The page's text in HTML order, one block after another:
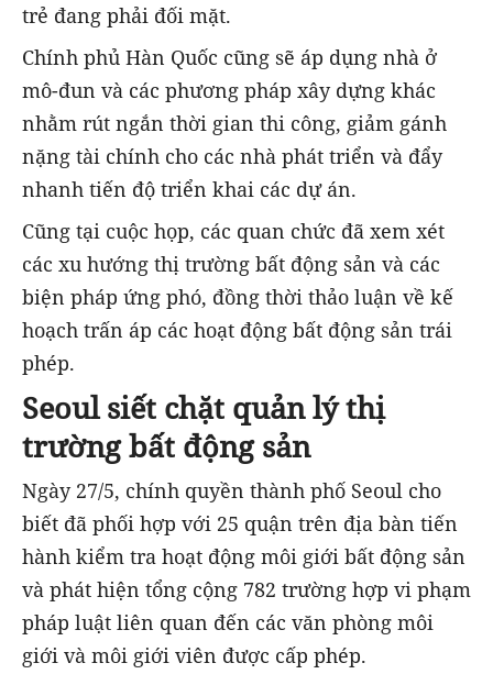
trẻ đang phải đối mặt.
Chính phủ Hàn Quốc cũng sẽ áp dụng nhà ở
mô-đun và các phương pháp xây dựng khác
nhằm rút ngắn thời gian thi công, giảm gánh
nặng tài chính cho các nhà phát triển và đẩy
nhanh tiến độ triển khai các dự án.
Cũng tại cuộc họp, các quan chức đã xem xét
các xu hướng thị trường bất động sản và các
biện pháp ứng phó, đồng thời thảo luận về kế
hoạch trấn áp các hoạt động bất động sản trái
phép.
Seoul siết chặt quản lý thị
trường bất động sản
Ngày 27/5, chính quyền thành phố Seoul cho
biết đã phối hợp với 25 quận trên địa bàn tiến
hành kiểm tra hoạt động môi giới bất động sản
và phát hiện tổng cộng 782 trường hợp vi phạm
pháp luật liên quan đến các văn phòng môi
giới và môi giới viên được cấp phép.